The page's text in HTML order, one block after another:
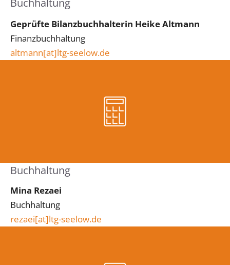
Buchhaltung
Geprüfte Bilanzbuchhalterin Heike Altmann
Finanzbuchhaltung
altmann[at]ltg-seelow.de
Buchhaltung
Mina Rezaei
Buchhaltung
rezaei[at]ltg-seelow.de